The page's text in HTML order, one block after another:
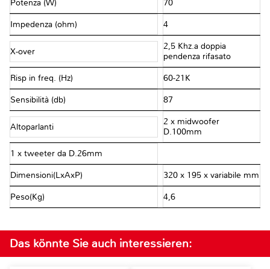
Potenza (W) 70
Impedenza (ohm) 4
X-over
2,5 Khz.a doppia
pendenza rifasato
Risp in freq. (Hz) 60-21K
Sensibilità (db) 87
Altoparlanti
2 x midwoofer
D.100mm
1 x tweeter da D.26mm
Dimensioni(LxAxP) 320 x 195 x variabile mm
Peso(Kg) 4,6
Das könnte Sie auch interessieren: